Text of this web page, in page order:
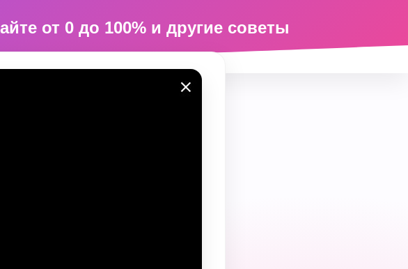
от 0 до 100% и другие советы